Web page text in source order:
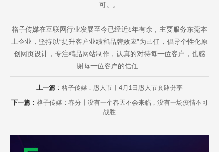
可。。
格子传媒在互联网行业发展至今已经近8年有余，主要服务东莞本
土企业，坚持以“提升客户业绩和品牌效应”为己任，倡导个性化原
创网页设计，专注精品网站制作，认真的对待每一位客户，也感
谢每一位客户的信任..
上一篇： 格子传媒：愚人节丨4月1日愚人节套路分享
下一篇： 格子传媒：春分丨没有一个春天不会来临，没有一场疫情不可
战胜